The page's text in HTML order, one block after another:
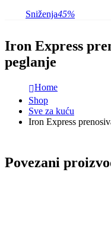
Sniženja45%
Iron Express
peglanje
Home
Shop
Sve za kuću
Iron Express
Povezani